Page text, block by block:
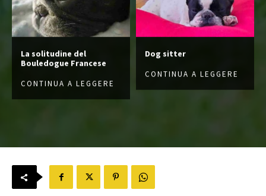
La solitudine del
Bouledogue Francese
CONTINUA A LEGGERE
Dog sitter
CONTINUA A LEGGERE